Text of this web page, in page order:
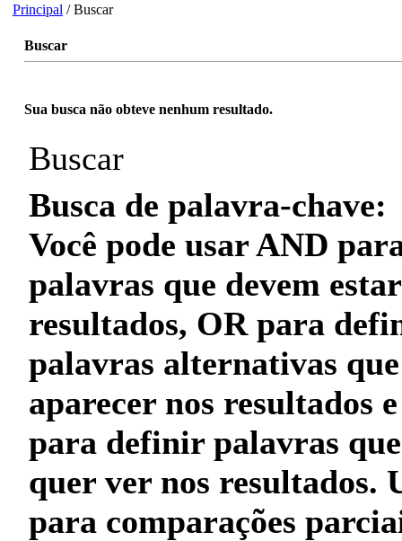
Principal / Buscar
Buscar
Sua busca não obteve nenhum resultado.
Buscar
Busca de palavra-chave:
Você pode usarAND
palavras que devem
resultados, ORpara
palavras alternativas
aparecer nos resultados
para definir palavras
quer ver nos resultados.
para comparações